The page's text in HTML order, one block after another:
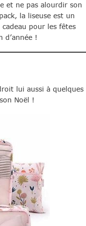
et ne pas alourdir son
la liseuse est un
cadeau pour les fêtes
d’année !
lui aussi à quelques
Noël !